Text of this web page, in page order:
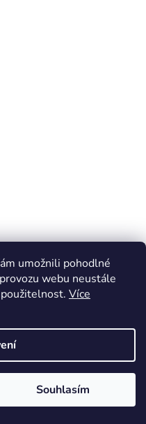
umožnili pohodlné
webu neustále
Více
Souhlasím